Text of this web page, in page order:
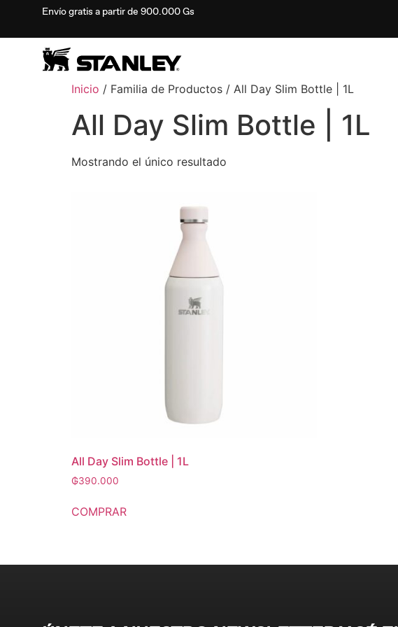
Envío gratis a partir de 900.000 Gs
Inicio / Familia de Productos / All Day Slim Bottle | 1L
All Day Slim Bottle | 1L
Mostrando el único resultado
All Day Slim Bottle | 1L
₲390.000
COMPRAR